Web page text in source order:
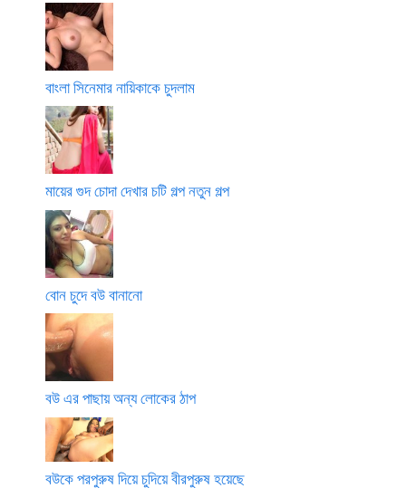
বাংলা সিনেমার নায়িকাকে চুদলাম
মায়ের গুদ চোদা দেখার চটি গল্প নতুন গল্প
বোন চুদে বউ বানানো
বউ এর পাছায় অন্য লোকের ঠাপ
বউকে পরপুরুষ দিয়ে চুদিয়ে বীরপুরুষ হয়েছে